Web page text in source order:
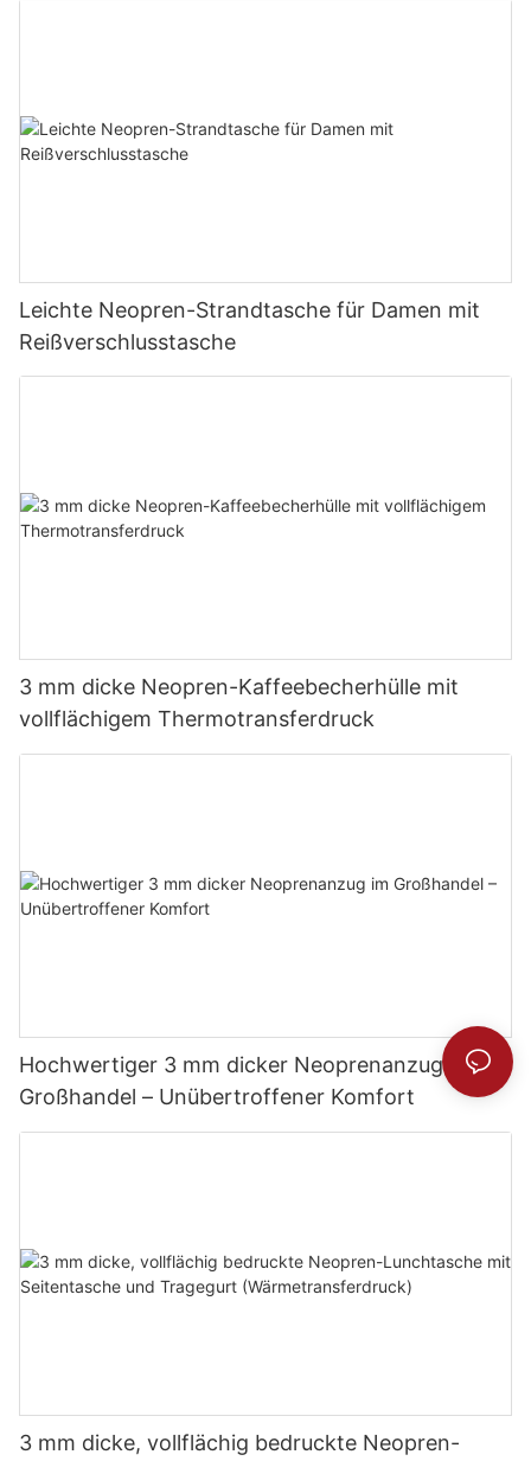
Leichte Neopren-Strandtasche für Damen mit
Reißverschlusstasche
3 mm dicke Neopren-Kaffeebecherhülle mit
vollflächigem Thermotransferdruck
Hochwertiger 3 mm dicker Neoprenanzug im
Großhandel – Unübertroffener Komfort
3 mm dicke, vollflächig bedruckte Neopren-